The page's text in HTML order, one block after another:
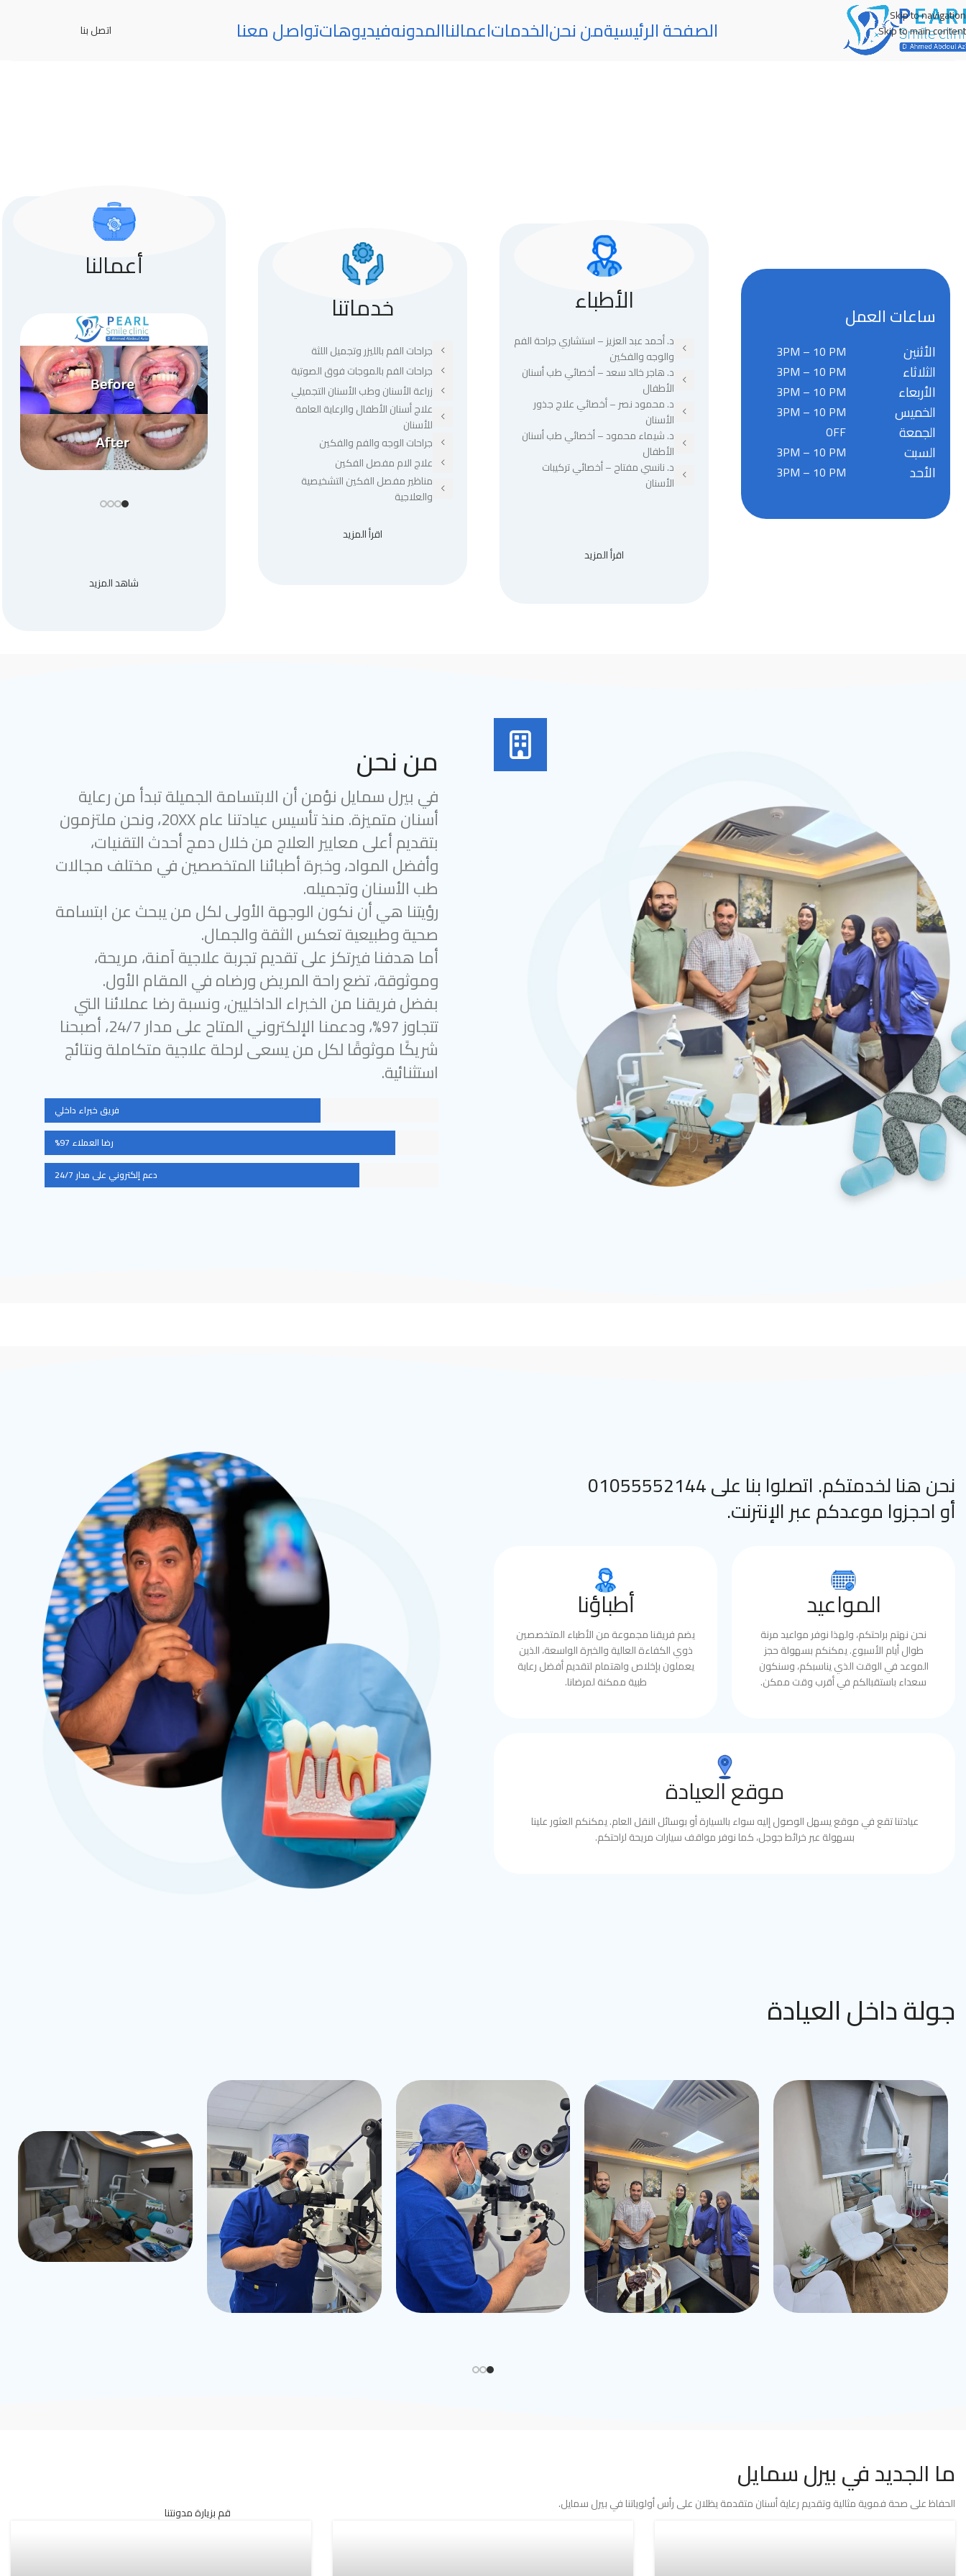
Skip to navigation
Skip to main content
الصفحة الرئيسيةمن نحنالخدماتاعمالناالمدونهفيديوهاتتواصل معنا اتصل بنا
ساعات العمل
3PM – 10 PM الأثنين
3PM – 10 PM الثلاثاء
3PM – 10 PM الأربعاء
3PM – 10 PM الخميس
OFF الجمعة
3PM – 10 PM السبت
3PM – 10 PM الأحد
الأطباء
د. أحمد عبد العزيز – استشاري جراحة الفم
والوجه والفكين
د. هاجر خالد سعد – أخصائي طب أسنان
الأطفال
د. محمود نصر – أخصائي علاج جذور
الأسنان
د. شيماء محمود – أخصائي طب أسنان
الأطفال
د. نانسي مفتاح – أخصائي تركيبات
الأسنان
اقرأ المزيد
خدماتنا
جراحات الفم بالليزر وتجميل اللثة
جراحات الفم بالموجات فوق الصوتية
زراعة الأسنان وطب الأسنان التجميلي
علاج أسنان الأطفال والرعاية العامة
للأسنان
جراحات الوجه والفم والفكين
علاج الام مفصل الفكين
مناظير مفصل الفكين التشخيصية
والعلاجية
اقرأ المزيد
أعمالنا
شاهد المزيد
من نحن
في بيرل سمايل نؤمن أن الابتسامة الجميلة تبدأ من رعاية
أسنان متميزة. منذ تأسيس عيادتنا عام 20XX، ونحن ملتزمون
بتقديم أعلى معايير العلاج من خلال دمج أحدث التقنيات،
وأفضل المواد، وخبرة أطبائنا المتخصصين في مختلف مجالات
طب الأسنان وتجميله.
رؤيتنا هي أن نكون الوجهة الأولى لكل من يبحث عن ابتسامة
صحية وطبيعية تعكس الثقة والجمال.
أما هدفنا فيرتكز على تقديم تجربة علاجية آمنة، مريحة،
وموثوقة، تضع راحة المريض ورضاه في المقام الأول.
بفضل فريقنا من الخبراء الداخليين، ونسبة رضا عملائنا التي
تتجاوز 97%، ودعمنا الإلكتروني المتاح على مدار 24/7، أصبحنا
شريكًا موثوقًا لكل من يسعى لرحلة علاجية متكاملة ونتائج
استثنائية.
فريق خبراء داخلي
رضا العملاء 97%
دعم إلكتروني على مدار 24/7
نحن هنا لخدمتكم. اتصلوا بنا على 01055552144
أو احجزوا موعدكم عبر الإنترنت.
أطباؤنا
يضم فريقنا مجموعة من الأطباء المتخصصين
ذوي الكفاءة العالية والخبرة الواسعة، الذين
يعملون بإخلاص واهتمام لتقديم أفضل رعاية
طبية ممكنة لمرضانا.
المواعيد
نحن نهتم براحتكم، ولهذا نوفر مواعيد مرنة
طوال أيام الأسبوع. يمكنكم بسهولة حجز
الموعد في الوقت الذي يناسبكم، وسنكون
سعداء باستقبالكم في أقرب وقت ممكن.
موقع العيادة
عيادتنا تقع في موقع يسهل الوصول إليه سواء بالسيارة أو بوسائل النقل العام. يمكنكم العثور علينا
بسهولة عبر خرائط جوجل، كما نوفر مواقف سيارات مريحة لراحتكم.
جولة داخل العيادة
قم بزيارة مدونتنا
ما الجديد في بيرل سمايل
الحفاظ على صحة فموية مثالية وتقديم رعاية أسنان متقدمة يظلان على رأس أولوياتنا في بيرل سمايل.